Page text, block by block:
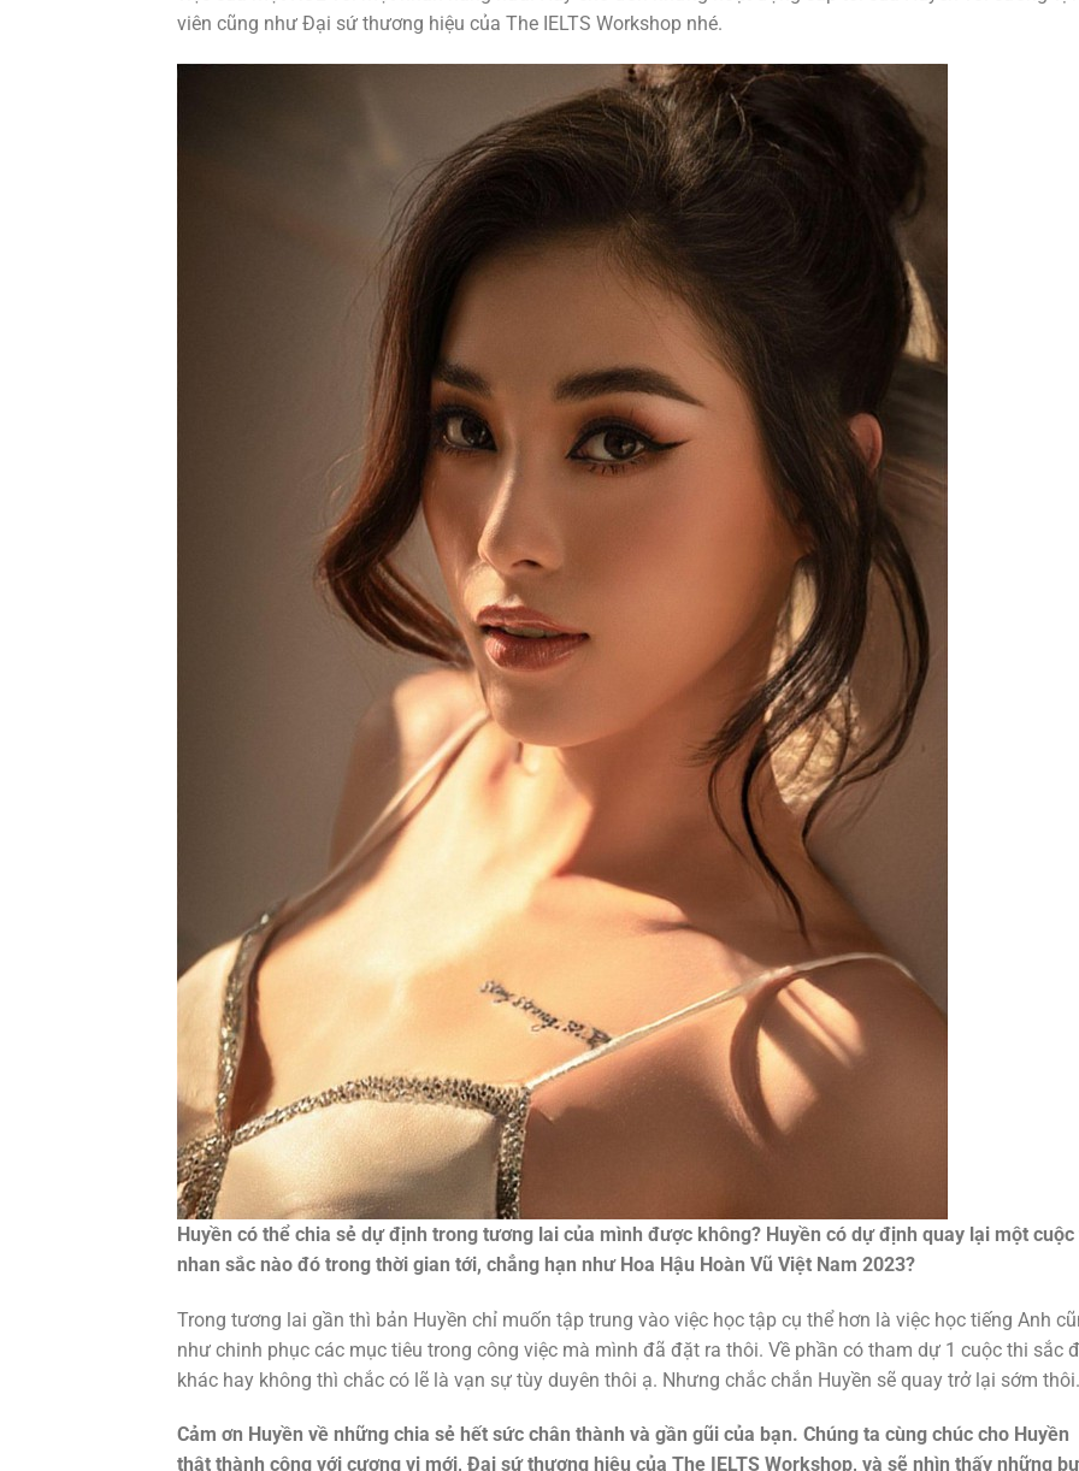
viên cũng như Đại sứ thương hiệu của The IELTS Workshop nhé.
Huyền có thể chia sẻ dự định trong tương lai của mình được không? Huyền có dự định quay lại một cuộc
nhan sắc nào đó trong thời gian tới, chẳng hạn như Hoa Hậu Hoàn Vũ Việt Nam 2023?
Trong tương lai gần thì bản Huyền chỉ muốn tập trung vào việc học tập cụ thể hơn là việc học tiếng Anh
như chinh phục các mục tiêu trong công việc mà mình đã đặt ra thôi. Về phần có tham dự 1 cuộc thi sắc
khác hay không thì chắc có lẽ là vạn sự tùy duyên thôi ạ. Nhưng chắc chắn Huyền sẽ quay trở lại sớm thôi.
Cảm ơn Huyền về những chia sẻ hết sức chân thành và gần gũi của bạn. Chúng ta cùng chúc cho Huyền
thật thành công với cương vị mới, Đại sứ thương hiệu của The IELTS Workshop, và sẽ nhìn thấy những